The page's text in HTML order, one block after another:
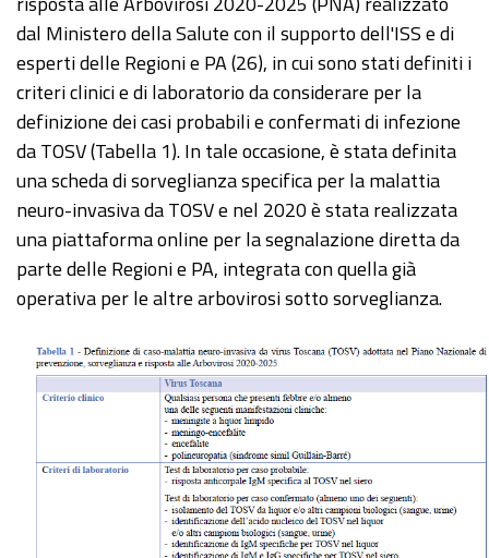
dal Ministero della Salute con il supporto dell'ISS e di
esperti delle Regioni e PA (26), in cui sono stati definiti i
criteri clinici e di laboratorio da considerare per la
definizione dei casi probabili e confermati di infezione
da TOSV (Tabella 1). In tale occasione, è stata definita
una scheda di sorveglianza specifica per la malattia
neuro-invasiva da TOSV e nel 2020 è stata realizzata
una piattaforma online per la segnalazione diretta da
parte delle Regioni e PA, integrata con quella già
operativa per le altre arbovirosi sotto sorveglianza.